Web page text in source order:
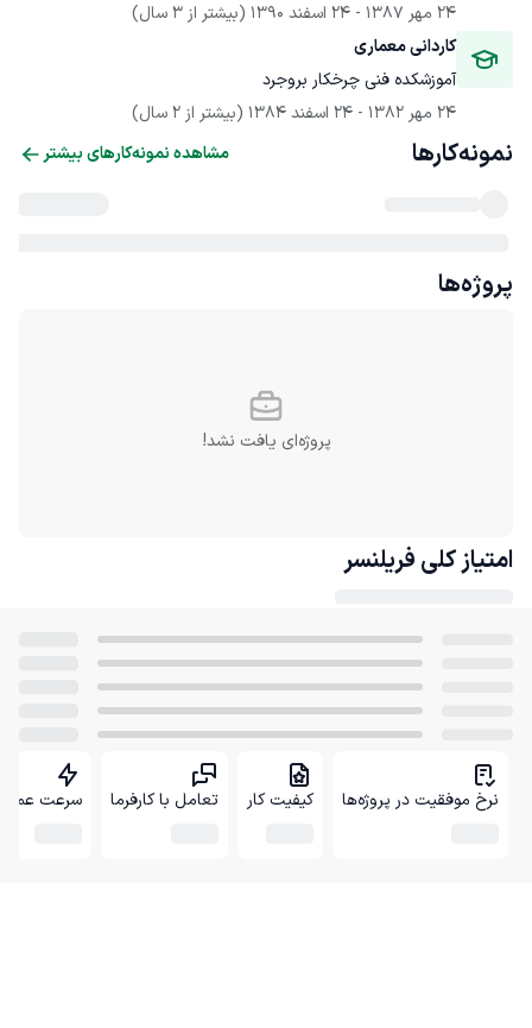
24 مهر 1387
- 24 اسفند 1390
(بیشتر از 3 سال)
کاردانی معماری
آموزشکده فنی چرخکار بروجرد
24 مهر 1382
- 24 اسفند 1384 (بیشتر از 2 سال)
نمونه‌کارها مشاهده نمونه‌کارهای بیشتر
پروژه‌ها
پروژه‌ای یافت نشد!
امتیاز کلی فریلنسر
نرخ موفقیت در پروژه‌ها کیفیت کار تعامل با کارفرما سرعت عمل